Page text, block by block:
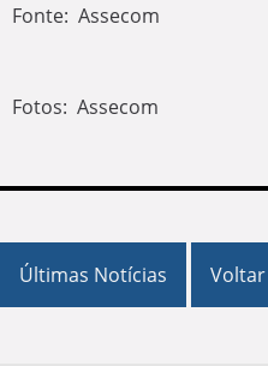
Fonte: Assecom
Fotos: Assecom
Últimas Notícias Voltar